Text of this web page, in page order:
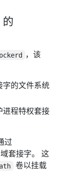
，该
的文件系统
程特权套接
过
套接字。 这
卷以挂载